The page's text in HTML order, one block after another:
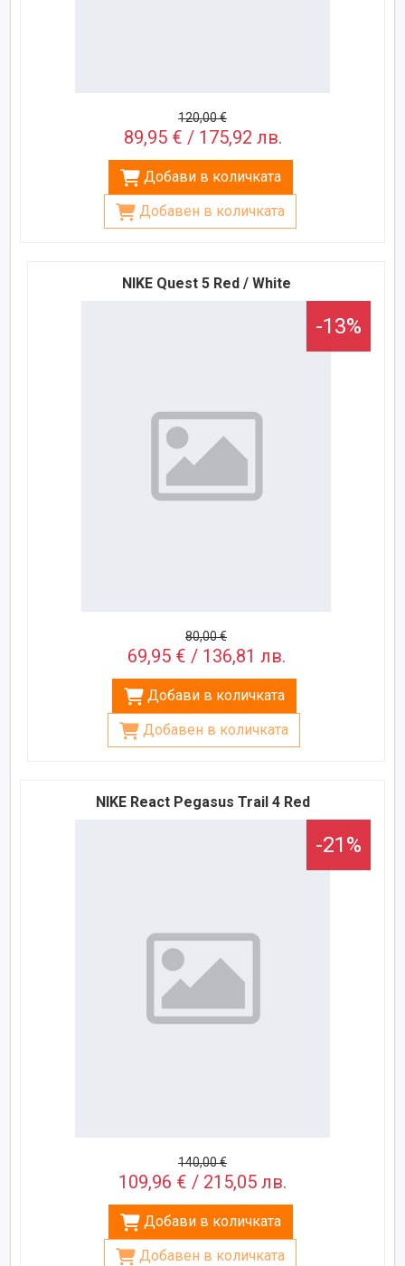
120,00 €
89,95 € / 175,92 лв.
Добави в количката
Добавен в количката
NIKE Quest 5 Red / White
-13%
80,00 €
69,95 € / 136,81 лв.
Добави в количката
Добавен в количката
NIKE React Pegasus Trail 4 Red
-21%
140,00 €
109,96 € / 215,05 лв.
Добави в количката
Добавен в количката